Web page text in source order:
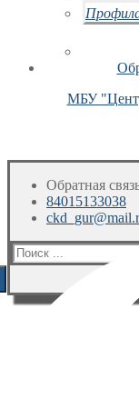
МБУ "Центр
Обратная
84015133038
Искать: